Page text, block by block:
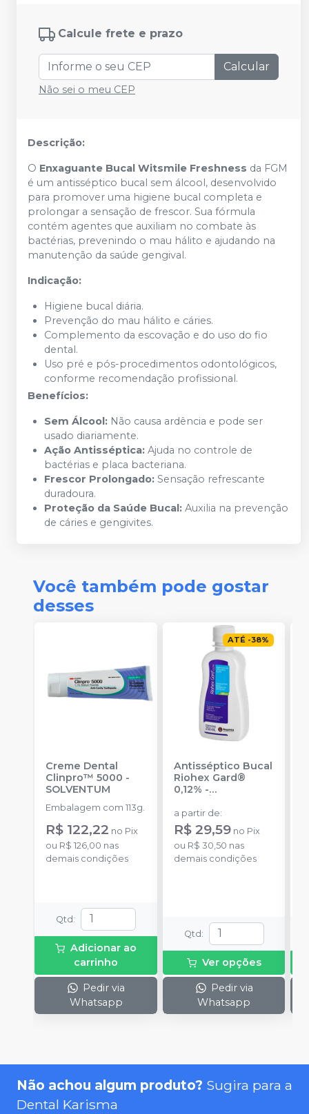
Calcule frete e prazo
Calcular
Não sei o meu CEP
Descrição:
O Enxaguante Bucal Witsmile Freshness da FGM
é um antisséptico bucal sem álcool, desenvolvido
para promover uma higiene bucal completa e
prolongar a sensação de frescor. Sua fórmula
contém agentes que auxiliam no combate às
bactérias, prevenindo o mau hálito e ajudando na
manutenção da saúde gengival.
Indicação:
Higiene bucal diária.
Prevenção do mau hálito e cáries.
Complemento da escovação e do uso do fio
dental.
Uso pré e pós-procedimentos odontológicos,
conforme recomendação profissional.
Benefícios:
Sem Álcool: Não causa ardência e pode ser
usado diariamente.
Ação Antisséptica: Ajuda no controle de
bactérias e placa bacteriana.
Frescor Prolongado: Sensação refrescante
duradoura.
Proteção da Saúde Bucal: Auxilia na prevenção
de cáries e gengivites.
Você também pode gostar
desses
Creme Dental
Clinpro™ 5000 -
SOLVENTUM
Embalagem com 113g.
R$ 122,22 no Pix
ou R$ 126,00 nas
demais condições
Qtd :
Adicionar ao
carrinho
Pedir via
Whatsapp
ATÉ -38%
Antisséptico Bucal
Riohex Gard®
0,12% -
a partir de:
R$ 29,59 no Pix
ou R$ 30,50 nas
demais condições
Qtd :
Ver opções
Pedir via
Whatsapp
Não achou algum produto? Sugira para a
Dental Karisma